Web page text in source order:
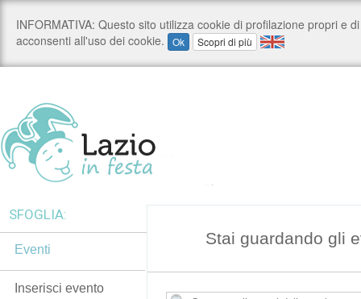
Stai guardando gli
SFOGLIA:
Eventi
Inserisci evento